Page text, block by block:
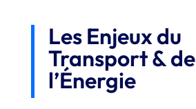
Les Enjeux du
Transport & de
l’Énergie